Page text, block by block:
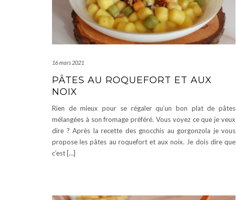
16 mars 2021
PÂTES AU ROQUEFORT ET AUX
NOIX
Rien de mieux pour se régaler qu’un bon plat de pâtes
mélangées à son fromage préféré. Vous voyez ce que je veux
dire ? Après la recette des gnocchis au gorgonzola je vous
propose les pâtes au roquefort et aux noix. Je dois dire que
c’est […]